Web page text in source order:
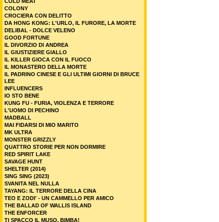
COLONY
CROCIERA CON DELITTO
DA HONG KONG: L'URLO, IL FURORE, LA MORTE
DELIBAL - DOLCE VELENO
GOOD FORTUNE
IL DIVORZIO DI ANDREA
IL GIUSTIZIERE GIALLO
IL KILLER GIOCA CON IL FUOCO
IL MONASTERO DELLA MORTE
IL PADRINO CINESE E GLI ULTIMI GIORNI DI BRUCE
LEE
INFLUENCERS
IO STO BENE
KUNG FU - FURIA, VIOLENZA E TERRORE
L'UOMO DI PECHINO
MADBALL
MAI FIDARSI DI MIO MARITO
MK ULTRA
MONSTER GRIZZLY
QUATTRO STORIE PER NON DORMIRE
RED SPIRIT LAKE
SAVAGE HUNT
SHELTER (2014)
SING SING (2023)
SVANITA NEL NULLA
TAYANG: IL TERRORE DELLA CINA
TEO E ZODI' - UN CAMMELLO PER AMICO
THE BALLAD OF WALLIS ISLAND
THE ENFORCER
TI SPACCO IL MUSO, BIMBA!